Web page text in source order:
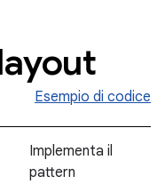
Esempio di codice
Implementa il
pattern